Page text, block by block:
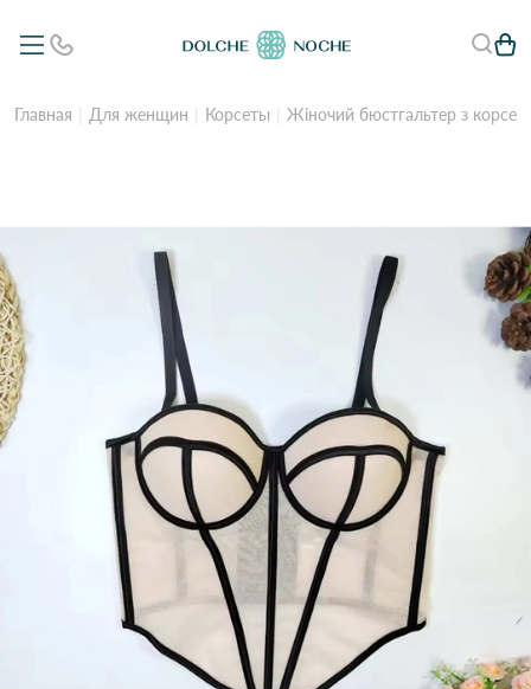
Главная Для женщин Корсеты Жіночий бюстгальтер з